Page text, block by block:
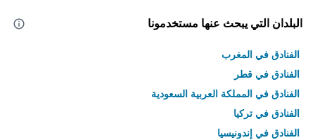
البلدان التي يبحث عنها مستخدمونا
الفنادق في المغرب
الفنادق في قطر
الفنادق في المملكة العربية السعودية
الفنادق في تركيا
الفنادق في إندونيسيا